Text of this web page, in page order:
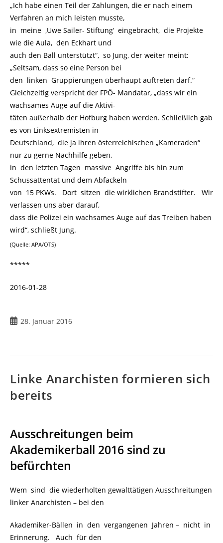
„Ich habe einen Teil der Zahlungen, die er nach einem
Verfahren an mich leisten musste,
in meine ‚Uwe Sailer- Stiftung‘ eingebracht, die Projekte
wie die Aula, den Eckhart und
auch den Ball unterstützt“, so Jung, der weiter meint:
„Seltsam, dass so eine Person bei
den linken Gruppierungen überhaupt auftreten darf.“
Gleichzeitig verspricht der FPÖ- Mandatar, „dass wir ein
wachsames Auge auf die Aktivi-
täten außerhalb der Hofburg haben werden. Schließlich gab
es von Linksextremisten in
Deutschland, die ja ihren österreichischen „Kameraden“
nur zu gerne Nachhilfe geben,
in den letzten Tagen massive Angriffe bis hin zum
Schussattentat und dem Abfackeln
von 15 PKWs. Dort sitzen die wirklichen Brandstifter. Wir
verlassen uns aber darauf,
dass die Polizei ein wachsames Auge auf das Treiben haben
wird“, schließt Jung.
(Quelle: APA/OTS)
*****
2016-01-28
28. Januar 2016
Linke Anarchisten formieren sich
bereits
Ausschreitungen beim
Akademikerball 2016 sind zu
befürchten
Wem sind die wiederholten gewalttätigen Ausschreitungen
linker Anarchisten – bei den
Akademiker-Bällen in den vergangenen Jahren – nicht in
Erinnerung. Auch für den